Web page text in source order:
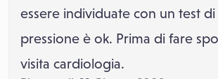
essere individuate con un test di
pressione è ok. Prima di fare
visita cardiologia.